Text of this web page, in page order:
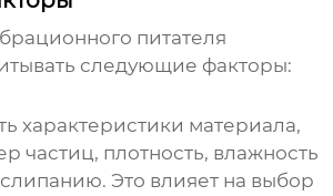
питателя
следующие факторы:
характеристики материала,
частиц, плотность, влажность
Это влияет на выбор